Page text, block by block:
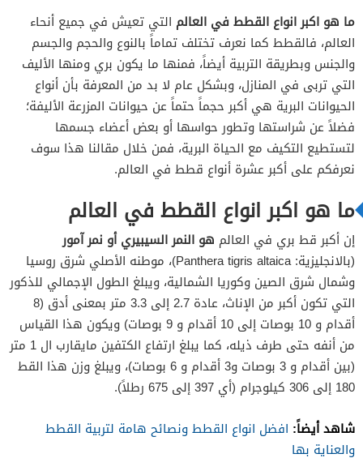
ما هو اكبر انواع القطط في العالم التي تعيش في جميع أنحاء
العالم، فالقطط كما نعرف تختلف تماماً بالنوع والحجم والجسم
والجنس وبطريقة التربية أيضاً، فمنها ما يكون بري ومنها الأليف
التي تربى في المنازل، وبشكل عام لا بد من المعرفة بأن أنواع
الحيوانات البرية هي أكبر حجماً حتماً عن حيوانات المزرعة الأليفة؛
فضلاً عن شراستها وتطور حواسها أو بعض أعضاء جسمها
لتستطيع التكيف مع الحياة البرية، فمن خلال مقالنا هذا سوف
نعرفكم على أكبر عشرة أنواع قطط في العالم.
ما هو اكبر انواع القطط في العالم
إن أكبر قط بري في العالم هو النمر السيبيري أو نمر آمور
(بالانجليزية: Panthera tigris altaica)، موطنه الأصلي شرق روسيا
وشمال شرق الصين وكوريا الشمالية، ويبلغ الطول الإجمالي للذكور
التي تكون أكبر من الإناث، عادة 2.7 إلى 3.3 متر بمعنى أدق (8
أقدام و 10 بوصات إلى 10 أقدام و 9 بوصات) ويكون هذا القياس
من أنفه حتى طرف ذيله، كما يبلغ ارتفاع الكتفين مايقارب ال 1 متر
(بين أقدام و 3 بوصات و3 أقدام و 6 بوصات)، ويبلغ وزن هذا القط
180 إلى 306 كيلوجرام (أي 397 إلى 675 رطلاً).
شاهد أيضاً: افضل انواع القطط ونصائح هامة لتربية القطط
والعناية بها